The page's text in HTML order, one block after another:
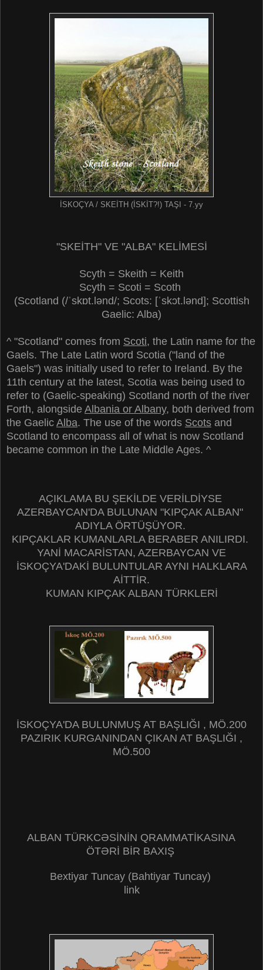
İSKOÇYA / SKEİTH (İSKİT?!) TAŞI - 7.yy
"SKEİTH" VE "ALBA" KELİMESİ
Scyth = Skeith = Keith
Scyth = Scoti = Scoth
(Scotland (/ˈskɒt.lənd/; Scots: [ˈskɔt.lənd]; Scottish
Gaelic: Alba)
^ "Scotland" comes from Scoti, the Latin name for the
Gaels. The Late Latin word Scotia ("land of the
Gaels") was initially used to refer to Ireland. By the
11th century at the latest, Scotia was being used to
refer to (Gaelic-speaking) Scotland north of the river
Forth, alongside Albania or Albany, both derived from
the Gaelic Alba. The use of the words Scots and
Scotland to encompass all of what is now Scotland
became common in the Late Middle Ages. ^
AÇIKLAMA BU ŞEKİLDE VERİLDİYSE
AZERBAYCAN'DA BULUNAN "KIPÇAK ALBAN"
ADIYLA ÖRTÜŞÜYOR.
KIPÇAKLAR KUMANLARLA BERABER ANILIRDI.
YANİ MACARİSTAN, AZERBAYCAN VE
İSKOÇYA'DAKİ BULUNTULAR AYNI HALKLARA
AİTTİR.
KUMAN KIPÇAK ALBAN TÜRKLERİ
İSKOÇYA'DA BULUNMUŞ AT BAŞLIĞI , MÖ.200
PAZIRIK KURGANINDAN ÇIKAN AT BAŞLIĞI ,
MÖ.500
ALBAN TÜRKCƏSİNİN QRAMMATİKASINA
ÖTƏRİ BİR BAXIŞ
Bextiyar Tuncay (Bahtiyar Tuncay)
link